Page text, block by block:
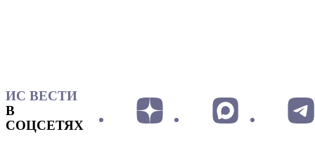
ИС ВЕСТИ
В
СОЦСЕТЯХ